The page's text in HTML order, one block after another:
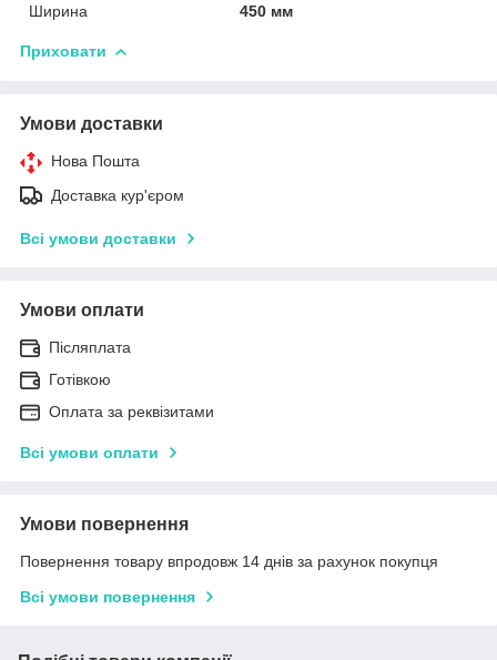
Ширина
450 мм
Приховати
Умови доставки
Нова Пошта
Доставка кур'єром
Всі умови доставки
Умови оплати
Післяплата
Готівкою
Оплата за реквізитами
Всі умови оплати
Умови повернення
Повернення товару впродовж 14 днів за рахунок покупця
Всі умови повернення